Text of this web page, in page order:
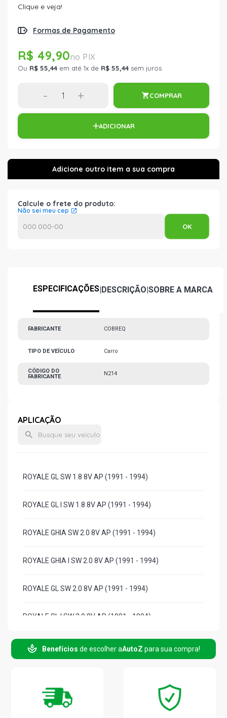
Clique e veja!
Formas de Pagamento
R$ 49,90
Ou R$ 55,44 em até 1x de R$ 55,44 sem juros
- + COMPRAR
ADICIONAR
Calcule o frete do produto:
Não sei meu cep
ESPECIFICAÇÕES|DESCRIÇÃO|SOBRE A MARCA
FABRICANTE COBREQ
TIPO DE VEÍCULO Carro
CÓDIGO DO
FABRICANTE
N214
APLICAÇÃO
ROYALE GL SW 1.8 8V AP (1991 - 1994)
ROYALE GL I SW 1.8 8V AP (1991 - 1994)
ROYALE GHIA SW 2.0 8V AP (1991 - 1994)
ROYALE GHIA I SW 2.0 8V AP (1991 - 1994)
ROYALE GL SW 2.0 8V AP (1991 - 1994)
ROYALE GL I SW 2.0 8V AP (1991 - 1994)
VERSAILLES GL SEDAN 1.8 8V AP (1991 - 1994)
VERSAILLES GHIA SEDAN 2.0 8V AP (1991 - 1994)
Benefícios de escolher aAutoZ para sua compra!